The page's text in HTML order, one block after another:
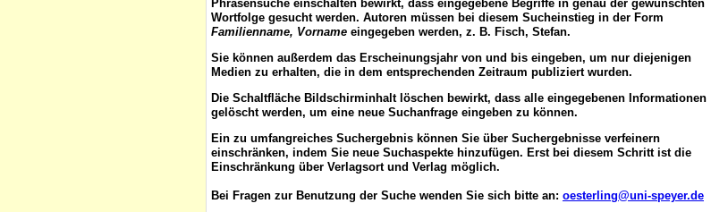
Phrasensuche einschalten bewirkt, dass eingegebene Begriffe in genau der gewünschten
Wortfolge gesucht werden. Autoren müssen bei diesem Sucheinstieg in der Form
Familienname, Vorname eingegeben werden, z. B. Fisch, Stefan.
Sie können außerdem das Erscheinungsjahr von und bis eingeben, um nur diejenigen
Medien zu erhalten, die in dem entsprechenden Zeitraum publiziert wurden.
Die Schaltfläche Bildschirminhalt löschen bewirkt, dass alle eingegebenen Informationen
gelöscht werden, um eine neue Suchanfrage eingeben zu können.
Ein zu umfangreiches Suchergebnis können Sie über Suchergebnisse verfeinern
einschränken, indem Sie neue Suchaspekte hinzufügen. Erst bei diesem Schritt ist die
Einschränkung über Verlagsort und Verlag möglich.
Bei Fragen zur Benutzung der Suche wenden Sie sich bitte an: oesterling@uni-speyer.de